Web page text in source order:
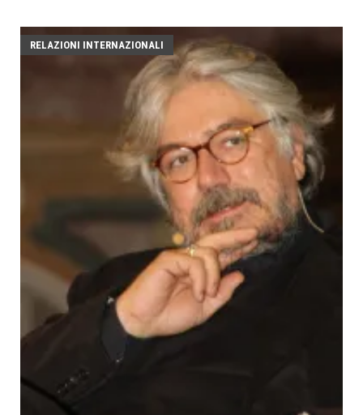
RELAZIONI INTERNAZIONALI